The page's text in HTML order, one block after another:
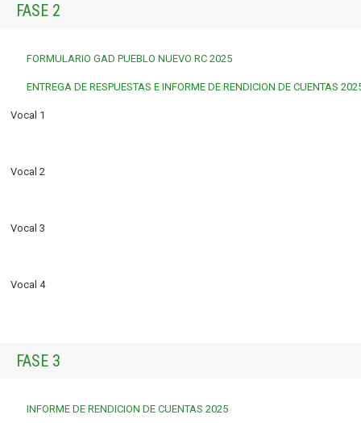
FASE 2
FORMULARIO GAD PUEBLO NUEVO RC 2025
ENTREGA DE RESPUESTAS E INFORME DE RENDICION DE CUENTAS
Vocal 1
Vocal 2
Vocal 3
Vocal 4
FASE 3
INFORME DE RENDICION DE CUENTAS 2025